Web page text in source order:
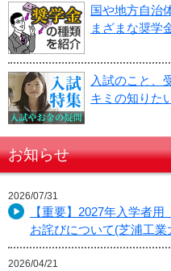
国や地方自治
まざまな奨学
入試のこと、
キミの知りた
お知らせ
2026/07/31
【重要】2027年入学者
お詫びについて(芝浦工業
2026/04/21